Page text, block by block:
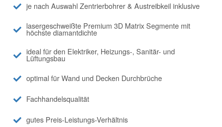
je nach Auswahl Zentrierbohrer & Austreibkeil inklusive
lasergeschweißte Premium 3D Matrix Segmente mit
höchste diamantdichte
ideal für den Elektriker, Heizungs-, Sanitär- und
Lüftungsbau
optimal für Wand und Decken Durchbrüche
Fachhandelsqualität
gutes Preis-Leistungs-Verhältnis